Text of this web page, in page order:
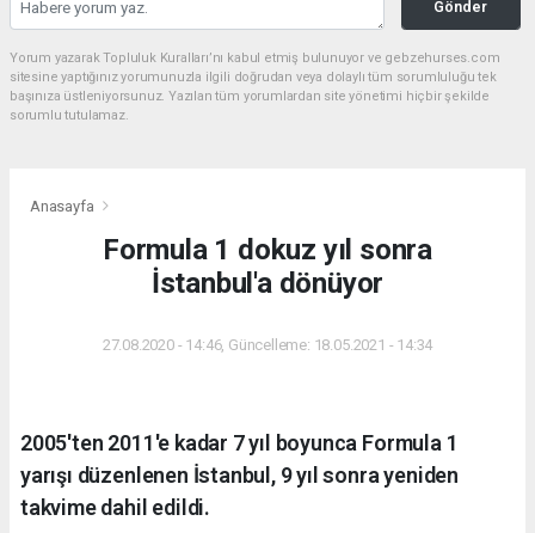
Gönder
Yorum yazarak Topluluk Kuralları’nı kabul etmiş bulunuyor ve gebzehurses.com
sitesine yaptığınız yorumunuzla ilgili doğrudan veya dolaylı tüm sorumluluğu tek
başınıza üstleniyorsunuz. Yazılan tüm yorumlardan site yönetimi hiçbir şekilde
sorumlu tutulamaz.
Anasayfa
Formula 1 dokuz yıl sonra
İstanbul'a dönüyor
27.08.2020 - 14:46, Güncelleme: 18.05.2021 - 14:34
2005'ten 2011'e kadar 7 yıl boyunca Formula 1
yarışı düzenlenen İstanbul, 9 yıl sonra yeniden
takvime dahil edildi.